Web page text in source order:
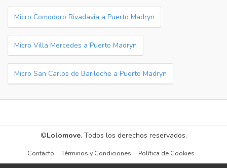
Micro Comodoro Rivadavia a Puerto Madryn
Micro Villa Mercedes a Puerto Madryn
Micro San Carlos de Bariloche a Puerto Madryn
©Lolomove. Todos los derechos reservados.
Contacto Términos y Condiciones Política de Cookies